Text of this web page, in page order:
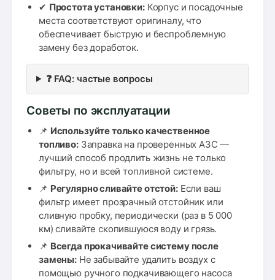
✔ Простота установки:Корпус и посадочные
места соответствуют оригиналу, что
обеспечивает быструю и беспроблемную
замену без доработок.
❓ FAQ: частые вопросы
Советы по эксплуатации
📌 Используйте только качественное
топливо:Заправка на проверенных АЗС —
лучший способ продлить жизнь не только
фильтру, но и всей топливной системе.
📌 Регулярно сливайте отстой:Если ваш
фильтр имеет прозрачный отстойник или
сливную пробку, периодически (раз в 5 000
км) сливайте скопившуюся воду и грязь.
📌 Всегда прокачивайте систему после
замены:Не забывайте удалить воздух с
помощью ручного подкачивающего насоса